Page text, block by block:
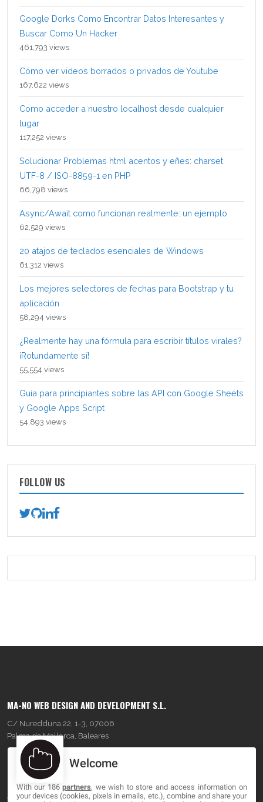
Google Dorks Como Encontrar Datos Interesantes y
Buscar Como Un Hacker
461,793 views
Cómo ver videos borrados o privados de Youtube
167,622 views
Como acceder a nuestro localhost desde cualquier
lugar
117,252 views
Solucionar Problemas html acentos y eñes: charset
UTF-8 / ISO-8859-1 en PHP
66,798 views
Async/Await como funcionan realmente: un ejemplo
62,529 views
20 atajos de teclados esenciales de Windows
61,312 views
Los mejores selectores de fechas para Bootstrap y tu
aplicación
58,294 views
¿Realmente hay una fórmula para escribir títulos virales?
¡Rotundamente sí!
55,554 views
Guía para principiantes sobre las API con Google Sheets
y Google Apps Script
54,893 views
FOLLOW US
MA-NO WEB DESIGN AND DEVELOPMENT S.L.
C/ Nuredduna 22, 1-3, 07006
Palma de Mallorca, Baleares
OUR COMPANY
About
Welcome
With our 186partners, we wish to store and access information on
your devices (cookies, pixels in emails, etc.), combine and share your